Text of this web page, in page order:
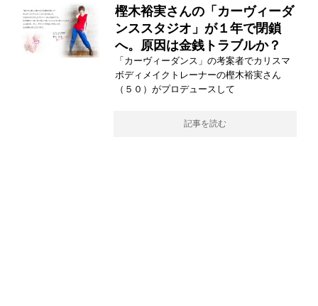
樫木裕実さんの「カーヴィーダ
ンススタジオ」が１年で閉鎖
へ。原因は金銭トラブルか？
「カーヴィーダンス」の考案者でカリスマ
ボディメイクトレーナーの樫木裕実さん
（５０）がプロデュースして
記事を読む